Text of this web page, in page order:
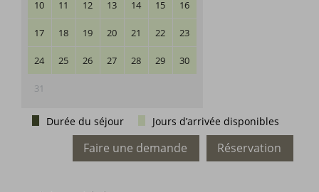
10 11 12 13 14 15 16
17 18 19 20 21 22 23
24 25 26 27 28 29 30
31
Durée du séjour Jours d’arrivée disponibles
Réservation
Faire une demande